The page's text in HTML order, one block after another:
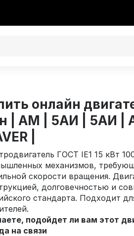
онлайн
| AM | 5AИ | 5АИ
|
ГОСТ IE1 15 кВт
механизмов,
скорости вращения.
долговечностью и
стандарта. Подходит
подойдет ли вам этот
на связи